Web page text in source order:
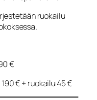
ruokailu
€
€ + ruokailu 45 €